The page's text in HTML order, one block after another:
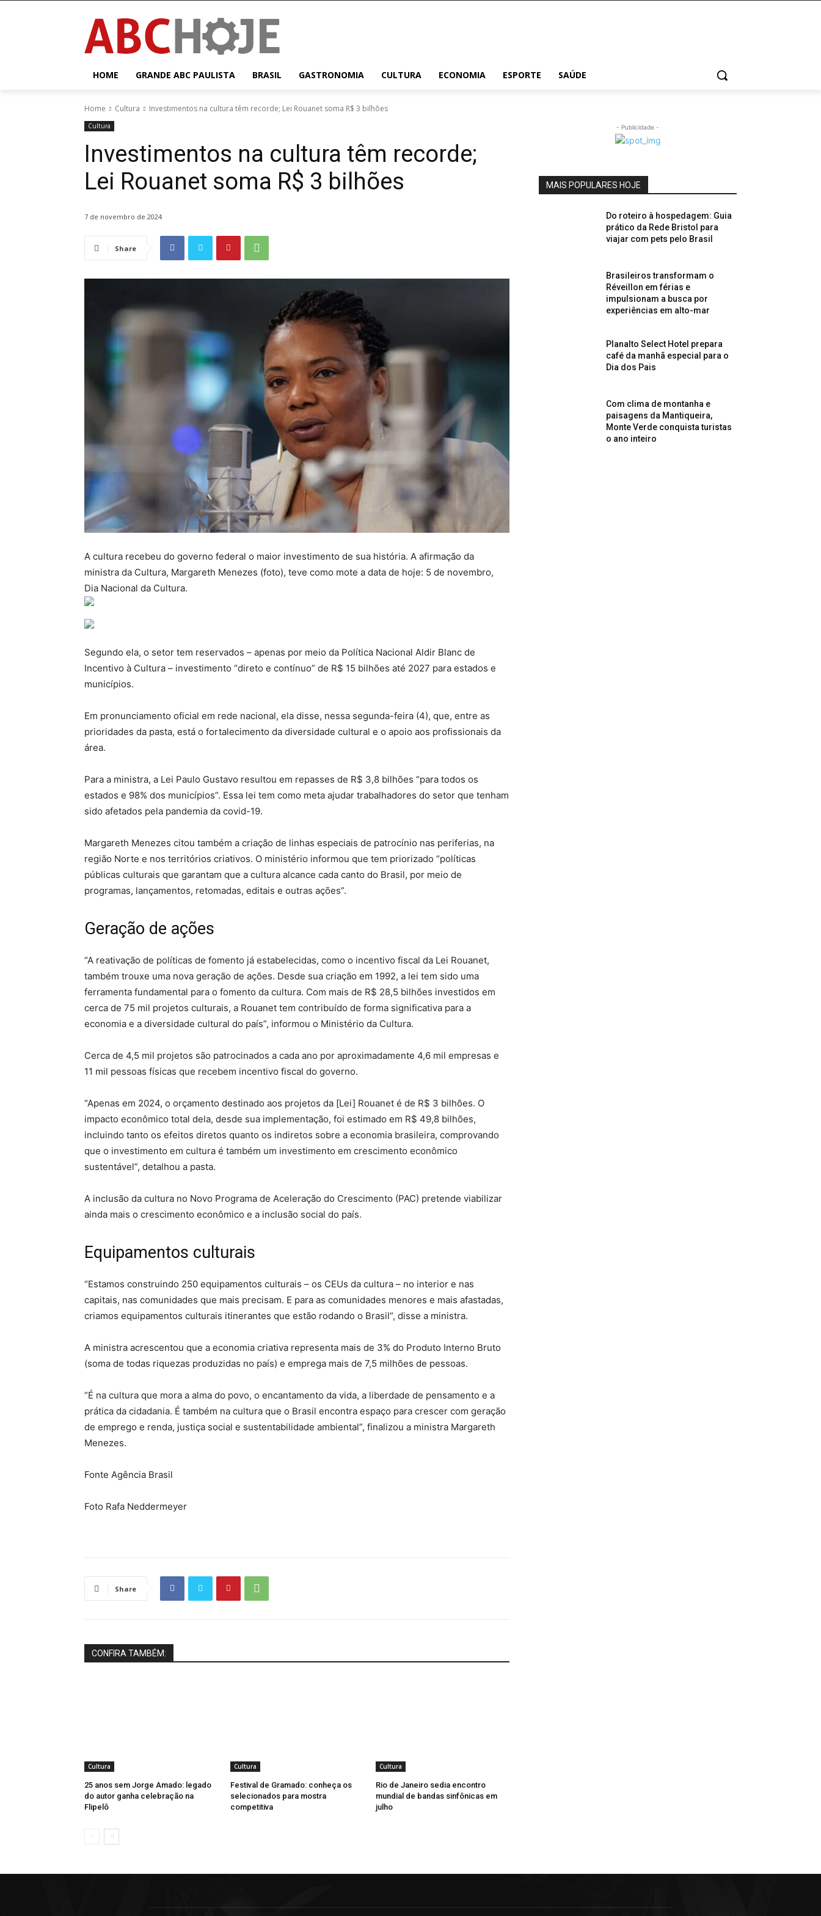
HOME GRANDE ABC PAULISTA BRASIL GASTRONOMIA CULTURA ECONOMIA ESPORTE SAÚDE
Home Cultura Investimentos na cultura têm recorde; Lei Rouanet soma R$ 3 bilhões
Cultura
Investimentos na cultura têm recorde;
Lei Rouanet soma R$ 3 bilhões
7 de novembro de 2024
Share
A cultura recebeu do governo federal o maior investimento de sua história. A afirmação da
ministra da Cultura, Margareth Menezes (foto), teve como mote a data de hoje: 5 de novembro,
Dia Nacional da Cultura.
Segundo ela, o setor tem reservados – apenas por meio da Política Nacional Aldir Blanc de
Incentivo à Cultura – investimento “direto e contínuo” de R$ 15 bilhões até 2027 para estados e
municípios.
Em pronunciamento oficial em rede nacional, ela disse, nessa segunda-feira (4), que, entre as
prioridades da pasta, está o fortalecimento da diversidade cultural e o apoio aos profissionais da
área.
Para a ministra, a Lei Paulo Gustavo resultou em repasses de R$ 3,8 bilhões “para todos os
estados e 98% dos municípios”. Essa lei tem como meta ajudar trabalhadores do setor que tenham
sido afetados pela pandemia da covid-19.
Margareth Menezes citou também a criação de linhas especiais de patrocínio nas periferias, na
região Norte e nos territórios criativos. O ministério informou que tem priorizado “políticas
públicas culturais que garantam que a cultura alcance cada canto do Brasil, por meio de
programas, lançamentos, retomadas, editais e outras ações”.
Geração de ações
“A reativação de políticas de fomento já estabelecidas, como o incentivo fiscal da Lei Rouanet,
também trouxe uma nova geração de ações. Desde sua criação em 1992, a lei tem sido uma
ferramenta fundamental para o fomento da cultura. Com mais de R$ 28,5 bilhões investidos em
cerca de 75 mil projetos culturais, a Rouanet tem contribuído de forma significativa para a
economia e a diversidade cultural do país”, informou o Ministério da Cultura.
Cerca de 4,5 mil projetos são patrocinados a cada ano por aproximadamente 4,6 mil empresas e
11 mil pessoas físicas que recebem incentivo fiscal do governo.
“Apenas em 2024, o orçamento destinado aos projetos da [Lei] Rouanet é de R$ 3 bilhões. O
impacto econômico total dela, desde sua implementação, foi estimado em R$ 49,8 bilhões,
incluindo tanto os efeitos diretos quanto os indiretos sobre a economia brasileira, comprovando
que o investimento em cultura é também um investimento em crescimento econômico
sustentável”, detalhou a pasta.
A inclusão da cultura no Novo Programa de Aceleração do Crescimento (PAC) pretende viabilizar
ainda mais o crescimento econômico e a inclusão social do país.
Equipamentos culturais
“Estamos construindo 250 equipamentos culturais – os CEUs da cultura – no interior e nas
capitais, nas comunidades que mais precisam. E para as comunidades menores e mais afastadas,
criamos equipamentos culturais itinerantes que estão rodando o Brasil”, disse a ministra.
A ministra acrescentou que a economia criativa representa mais de 3% do Produto Interno Bruto
(soma de todas riquezas produzidas no país) e emprega mais de 7,5 milhões de pessoas.
“É na cultura que mora a alma do povo, o encantamento da vida, a liberdade de pensamento e a
prática da cidadania. É também na cultura que o Brasil encontra espaço para crescer com geração
de emprego e renda, justiça social e sustentabilidade ambiental”, finalizou a ministra Margareth
Menezes.
Fonte Agência Brasil
Foto Rafa Neddermeyer
Share
CONFIRA TAMBÉM:
Cultura
25 anos sem Jorge Amado: legado
do autor ganha celebração na
Flipelô
Cultura
Festival de Gramado: conheça os
selecionados para mostra
competitiva
Cultura
Rio de Janeiro sedia encontro
mundial de bandas sinfônicas em
julho
- Publicidade -
MAIS POPULARES HOJE
Do roteiro à hospedagem: Guia
prático da Rede Bristol para
viajar com pets pelo Brasil
Brasileiros transformam o
Réveillon em férias e
impulsionam a busca por
experiências em alto-mar
Planalto Select Hotel prepara
café da manhã especial para o
Dia dos Pais
Com clima de montanha e
paisagens da Mantiqueira,
Monte Verde conquista turistas
o ano inteiro